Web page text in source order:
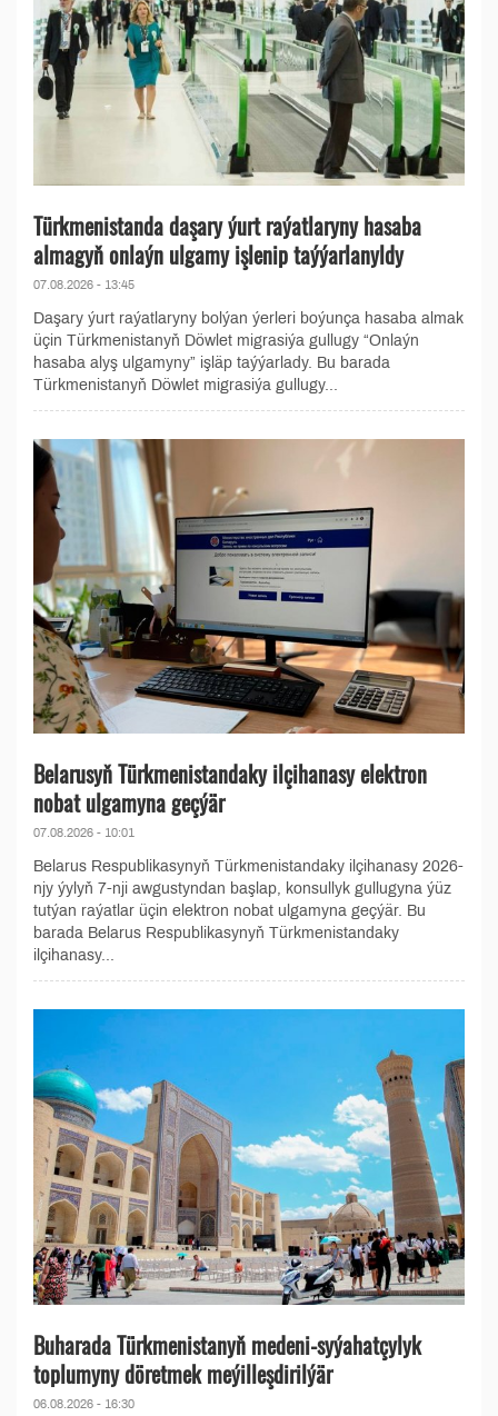
Türkmenistanda daşary ýurt raýatlaryny hasaba
almagyň onlaýn ulgamy işlenip taýýarlanyldy
07.08.2026 - 13:45
Daşary ýurt raýatlaryny bolýan ýerleri boýunça hasaba almak
üçin Türkmenistanyň Döwlet migrasiýa gullugy “Onlaýn
hasaba alyş ulgamyny” işläp taýýarlady. Bu barada
Türkmenistanyň Döwlet migrasiýa gullugy...
Belarusyň Türkmenistandaky ilçihanasy elektron
nobat ulgamyna geçýär
07.08.2026 - 10:01
Belarus Respublikasynyň Türkmenistandaky ilçihanasy 2026-
njy ýylyň 7-nji awgustyndan başlap, konsullyk gullugyna ýüz
tutýan raýatlar üçin elektron nobat ulgamyna geçýär. Bu
barada Belarus Respublikasynyň Türkmenistandaky
ilçihanasy...
Buharada Türkmenistanyň medeni-syýahatçylyk
toplumyny döretmek meýilleşdirilýär
06.08.2026 - 16:30